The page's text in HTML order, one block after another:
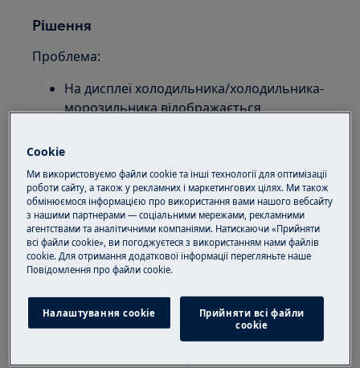
Рішення
Проблема:
На дисплеї холодильника/холодильника-
морозильника відображається
«F5»
Застосовується до:
Холодильник
Холодильник-морозильник
Вирішення:
сервісного центру.
Повідомлення про помилку «F3», «F4» або «F5»
Cookie
Ми використовуємо файли cookie та інші технології для оптимізації
роботи сайту, а також у рекламних і маркетингових цілях. Ми також
обмінюємося інформацією про використання вами нашого вебсайту
з нашими партнерами — соціальними мережами, рекламними
агентствами та аналітичними компаніями. Натискаючи «Прийняти
всі файли cookie», ви погоджуєтеся з використанням нами файлів
cookie. Для отримання додаткової інформації перегляньте наше
Пoвідомлення прo файли cookie.
Налаштування cookie
Прийняти всі файли
сookie